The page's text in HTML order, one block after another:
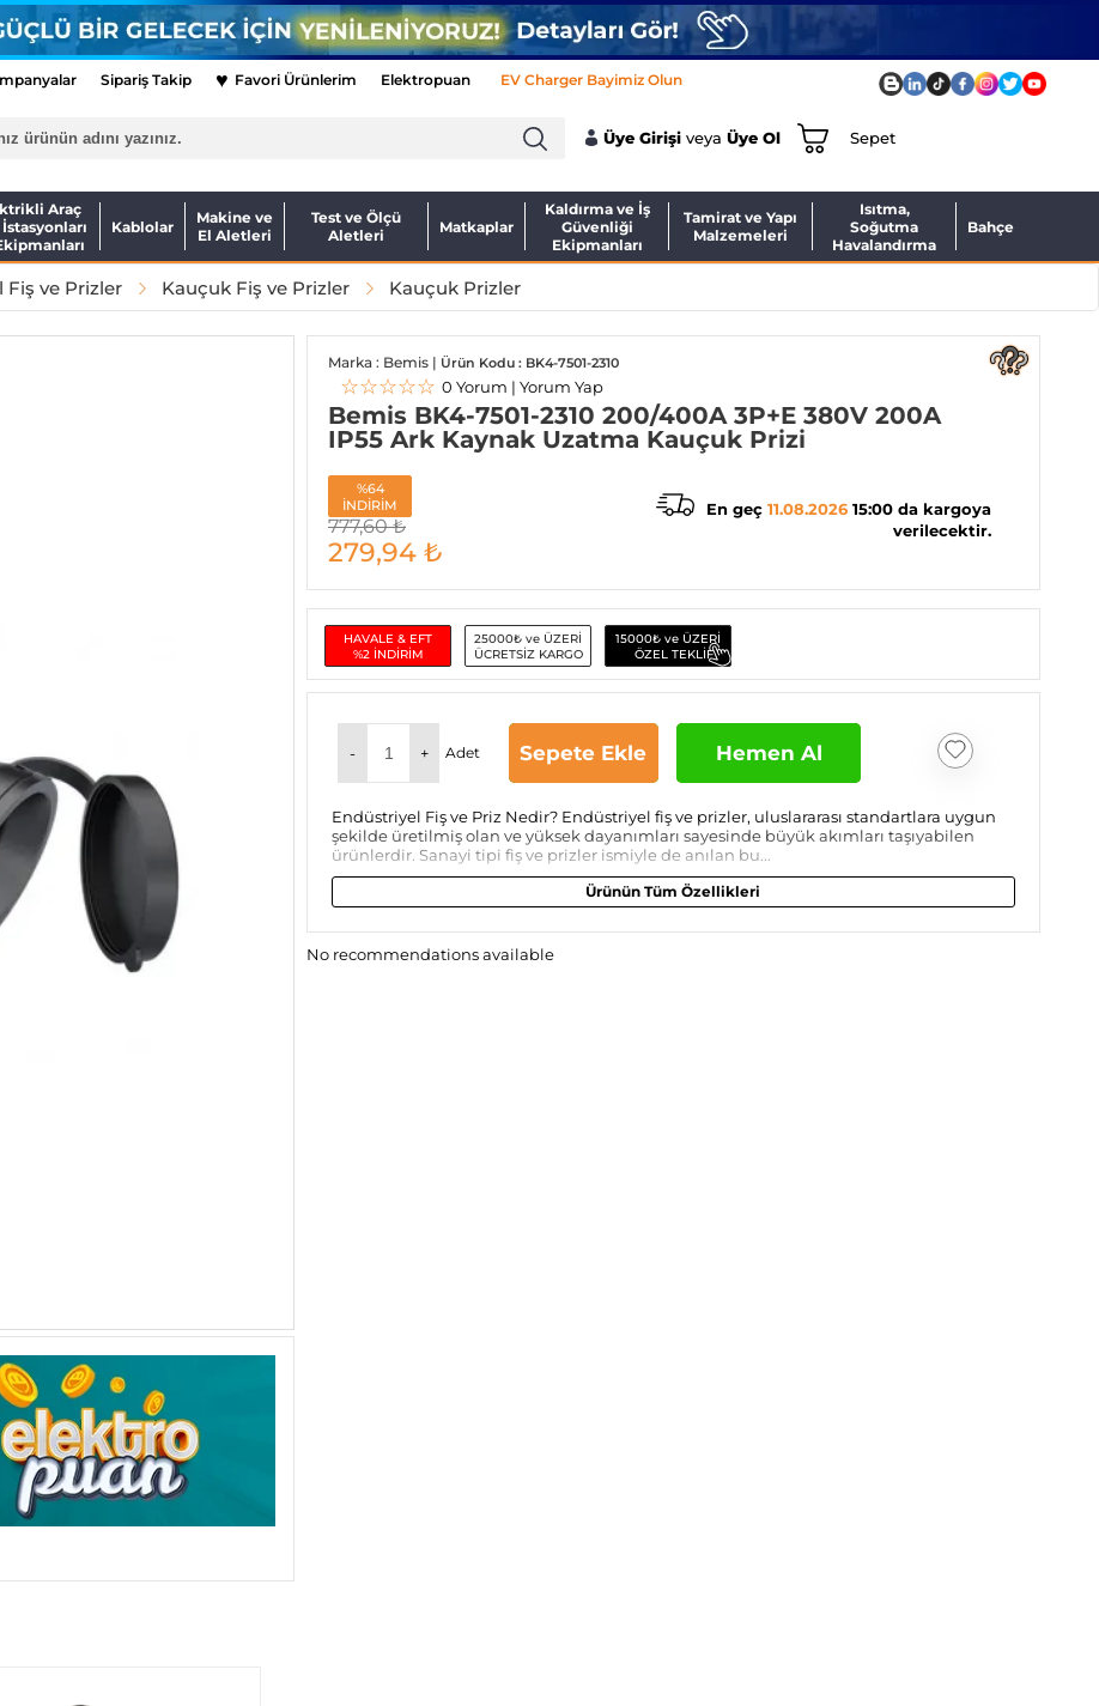
Sipariş Takip ♥ Favori Ürünlerim Elektropuan EV Charger Bayimiz Olun
Üye Girişi veyaÜye Ol Sepet
Araç
Kablolar
Makine ve
El Aletleri
Test ve Ölçü
Aletleri
Matkaplar
Kaldırma ve İş
Güvenliği
Ekipmanları
Tamirat ve Yapı
Malzemeleri
Isıtma,
Soğutma
Havalandırma
Bahçe
Fiş ve Prizler Kauçuk Fiş ve Prizler Kauçuk Prizler
Marka : Bemis | Ürün Kodu : BK4-7501-2310
☆☆☆☆☆ 0 Yorum | Yorum Yap
Bemis BK4-7501-2310 200/400A 3P+E 380V 200A
IP55 Ark Kaynak Uzatma Kauçuk Prizi
%64
İNDİRİM
777,60₺
279,94 ₺
En geç 11.08.202615:00 da kargoya
verilecektir.
HAVALE & EFT
%2 İNDİRİM
25000₺ ve ÜZERİ
ÜCRETSİZ KARGO
15000₺ ve ÜZERİ
ÖZEL TEKLİF
- + Adet Sepete Ekle Hemen Al
Endüstriyel Fiş ve Priz Nedir? Endüstriyel fiş ve prizler, uluslararası standartlara uygun
şekilde üretilmiş olan ve yüksek dayanımları sayesinde büyük akımları taşıyabilen
ürünlerdir. Sanayi tipi fiş ve prizler ismiyle de anılan bu...
Ürünün Tüm Özellikleri
No recommendations available